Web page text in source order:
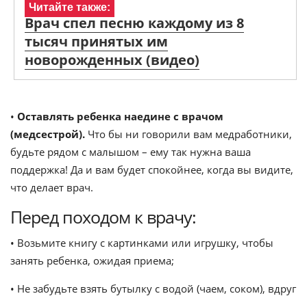
Читайте также:
Врач спел песню каждому из 8
тысяч принятых им
новорожденных (видео)
• Оставлять ребенка наедине с врачом
(медсестрой). Что бы ни говорили вам медработники,
будьте рядом с малышом – ему так нужна ваша
поддержка! Да и вам будет спокойнее, когда вы видите,
что делает врач.
Перед походом к врачу:
• Возьмите книгу с картинками или игрушку, чтобы
занять ребенка, ожидая приема;
• Не забудьте взять бутылку с водой (чаем, соком), вдруг